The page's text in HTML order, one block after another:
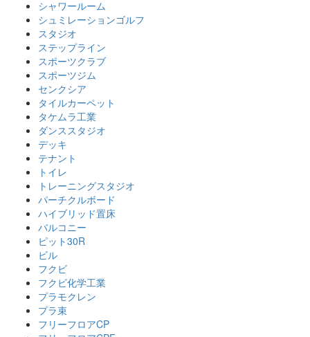
シャワールーム
シュミレーションゴルフ
スタジオ
ステップライン
スポーツクラブ
スポーツジム
センクシア
タイルカーペット
タケムラ工業
ダンススタジオ
デッキ
テナント
トイレ
トレーニングスタジオ
パーチクルボード
ハイブリッド置床
バルコニー
ピット30R
ビル
フクビ
フクビ化学工業
プラモクレン
プラ束
フリーフロアCP